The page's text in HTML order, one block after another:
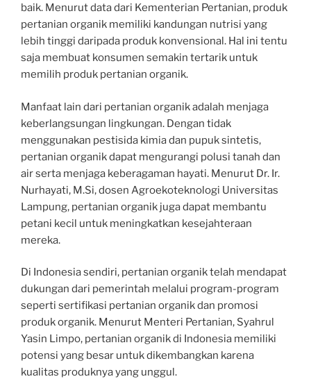
baik. Menurut data dari Kementerian Pertanian, produk
pertanian organik memiliki kandungan nutrisi yang
lebih tinggi daripada produk konvensional. Hal ini tentu
saja membuat konsumen semakin tertarik untuk
memilih produk pertanian organik.
Manfaat lain dari pertanian organik adalah menjaga
keberlangsungan lingkungan. Dengan tidak
menggunakan pestisida kimia dan pupuk sintetis,
pertanian organik dapat mengurangi polusi tanah dan
air serta menjaga keberagaman hayati. Menurut Dr. Ir.
Nurhayati, M.Si, dosen Agroekoteknologi Universitas
Lampung, pertanian organik juga dapat membantu
petani kecil untuk meningkatkan kesejahteraan
mereka.
Di Indonesia sendiri, pertanian organik telah mendapat
dukungan dari pemerintah melalui program-program
seperti sertifikasi pertanian organik dan promosi
produk organik. Menurut Menteri Pertanian, Syahrul
Yasin Limpo, pertanian organik di Indonesia memiliki
potensi yang besar untuk dikembangkan karena
kualitas produknya yang unggul.